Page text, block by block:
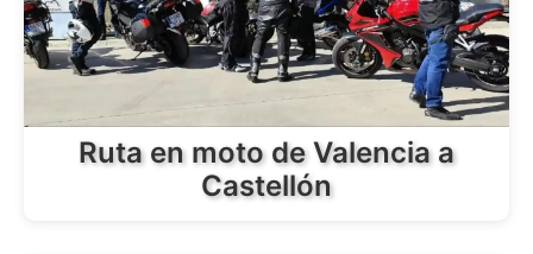
Ruta en moto de Valencia a
Castellón